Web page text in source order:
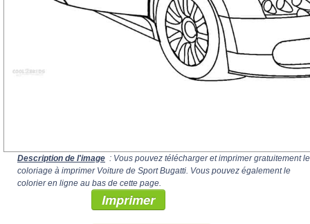
Description de l'image : Vous pouvez télécharger et imprimer gratuitement le
coloriage à imprimer Voiture de Sport Bugatti. Vous pouvez également le
colorier en ligne au bas de cette page.
Imprimer